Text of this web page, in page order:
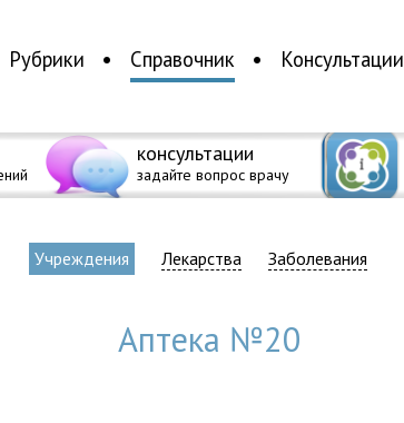
Рубрики Справочник Консультации
консультации
задайте вопрос врачу
Учреждения Лекарства Заболевания
Аптека №20